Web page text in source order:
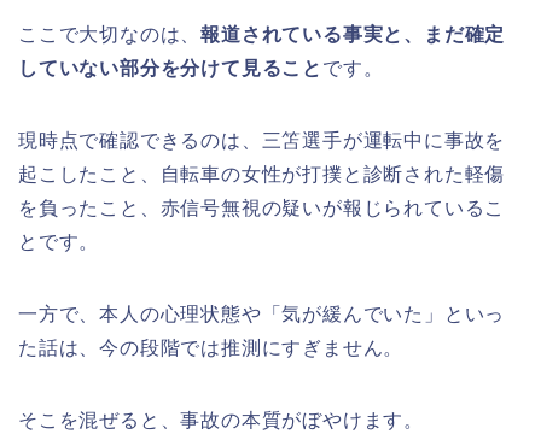
ここで大切なのは、報道されている事実と、まだ確定
していない部分を分けて見ること です。
現時点で確認できるのは、三笘選手が運転中に事故を
起こしたこと、自転車の女性が打撲と診断された軽傷
を負ったこと、赤信号無視の疑いが報じられているこ
とです。
一方で、本人の心理状態や「気が緩んでいた」といっ
た話は、今の段階では推測にすぎません。
そこを混ぜると、事故の本質がぼやけます。